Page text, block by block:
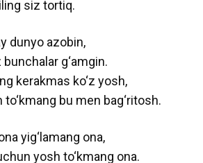
siz tortiq.
dunyo azobin,
g‘amgin.
kerakmas ko‘z yosh,
bu men bag‘ritosh.
yig‘lamang ona,
yosh to‘kmang ona.